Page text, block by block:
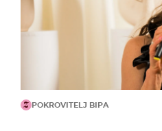
POKROVITELJ BIPA